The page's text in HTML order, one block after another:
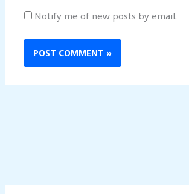
Notify me of new posts by email.